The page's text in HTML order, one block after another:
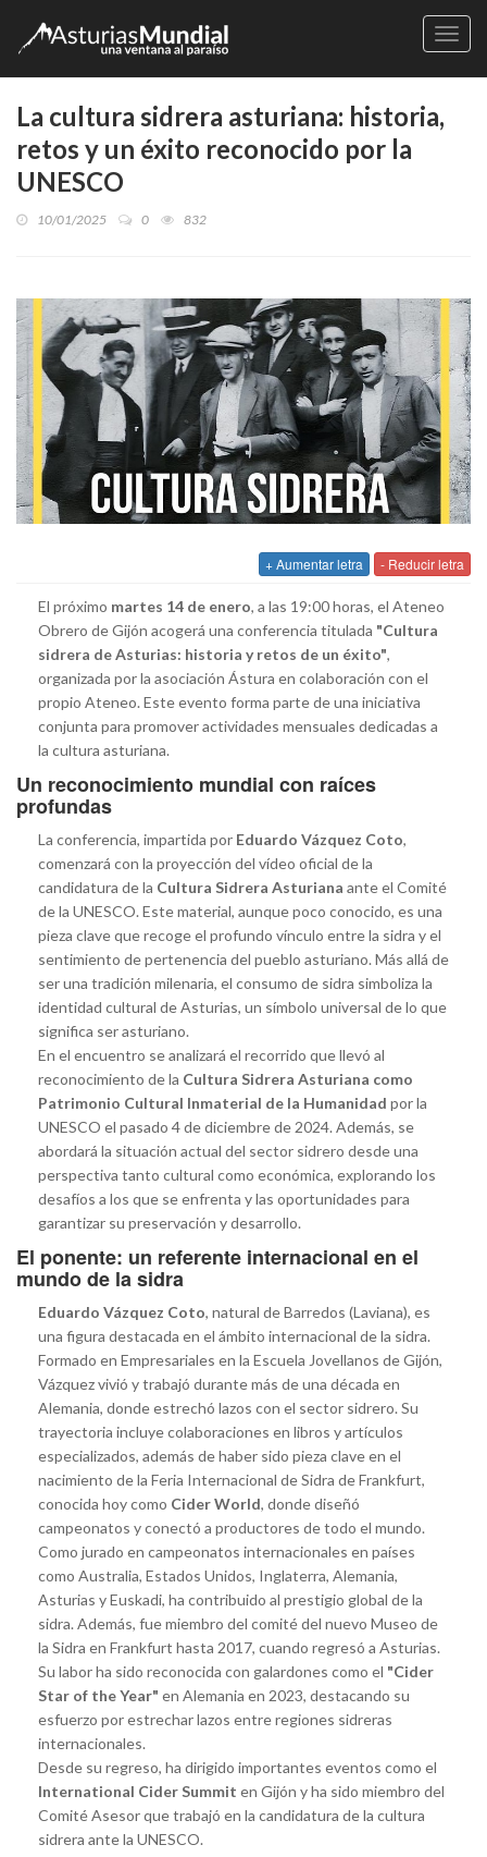
La cultura sidrera asturiana: historia,
retos y un éxito reconocido por la
UNESCO
10/01/2025 0 832
+ Aumentar letra - Reducir letra
El próximo martes 14 de enero, a las 19:00 horas, el Ateneo
Obrero de Gijón acogerá una conferencia titulada "Cultura
sidrera de Asturias: historia y retos de un éxito",
organizada por la asociación Ástura en colaboración con el
propio Ateneo. Este evento forma parte de una iniciativa
conjunta para promover actividades mensuales dedicadas a
la cultura asturiana.
Un reconocimiento mundial con raíces
profundas
La conferencia, impartida por Eduardo Vázquez Coto,
comenzará con la proyección del vídeo oficial de la
candidatura de la Cultura Sidrera Asturiana ante el Comité
de la UNESCO. Este material, aunque poco conocido, es una
pieza clave que recoge el profundo vínculo entre la sidra y el
sentimiento de pertenencia del pueblo asturiano. Más allá de
ser una tradición milenaria, el consumo de sidra simboliza la
identidad cultural de Asturias, un símbolo universal de lo que
significa ser asturiano.
En el encuentro se analizará el recorrido que llevó al
reconocimiento de la Cultura Sidrera Asturiana como
Patrimonio Cultural Inmaterial de la Humanidad por la
UNESCO el pasado 4 de diciembre de 2024. Además, se
abordará la situación actual del sector sidrero desde una
perspectiva tanto cultural como económica, explorando los
desafíos a los que se enfrenta y las oportunidades para
garantizar su preservación y desarrollo.
El ponente: un referente internacional en el
mundo de la sidra
Eduardo Vázquez Coto, natural de Barredos (Laviana), es
una figura destacada en el ámbito internacional de la sidra.
Formado en Empresariales en la Escuela Jovellanos de Gijón,
Vázquez vivió y trabajó durante más de una década en
Alemania, donde estrechó lazos con el sector sidrero. Su
trayectoria incluye colaboraciones en libros y artículos
especializados, además de haber sido pieza clave en el
nacimiento de la Feria Internacional de Sidra de Frankfurt,
conocida hoy como Cider World, donde diseñó
campeonatos y conectó a productores de todo el mundo.
Como jurado en campeonatos internacionales en países
como Australia, Estados Unidos, Inglaterra, Alemania,
Asturias y Euskadi, ha contribuido al prestigio global de la
sidra. Además, fue miembro del comité del nuevo Museo de
la Sidra en Frankfurt hasta 2017, cuando regresó a Asturias.
Su labor ha sido reconocida con galardones como el "Cider
Star of the Year" en Alemania en 2023, destacando su
esfuerzo por estrechar lazos entre regiones sidreras
internacionales.
Desde su regreso, ha dirigido importantes eventos como el
International Cider Summit en Gijón y ha sido miembro del
Comité Asesor que trabajó en la candidatura de la cultura
sidrera ante la UNESCO.